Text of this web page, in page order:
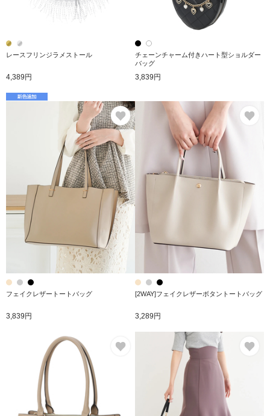
レースフリンジラメストール
4,389円
チェーンチャーム付きハート型ショルダー
バッグ
3,839円
お気に入り
フェイクレザートートバッグ
3,839円
[2WAY]フェイクレザーボタントートバッグ
3,289円